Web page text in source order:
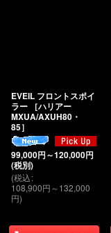
EVEIL フロントスポイ
ラー ［ハリアー
MXUA/AXUH80・
85］
99,000円～120,000円
(税別)
(税込:
108,900円～132,000
円)